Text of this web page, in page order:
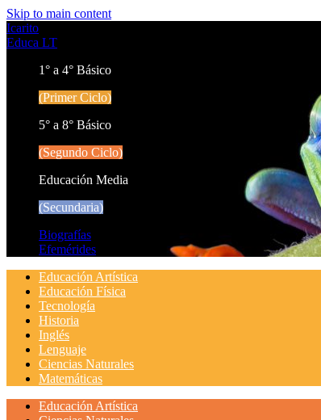
Skip to main content
Icarito
Educa LT
1° a 4° Básico
(Primer Ciclo)
5° a 8° Básico
(Segundo Ciclo)
Educación Media
(Secundaria)
Biografías
Efemérides
Educación Artística
Educación Física
Tecnología
Historia
Inglés
Lenguaje
Ciencias Naturales
Matemáticas
Educación Artística